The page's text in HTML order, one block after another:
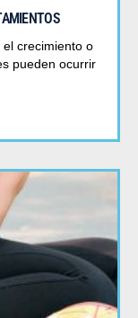
crecimiento o
pueden ocurrir